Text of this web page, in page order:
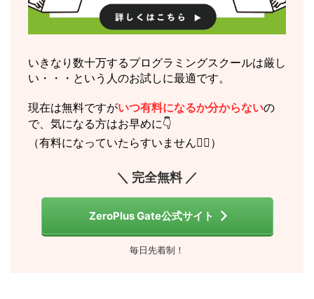
いきなり数十万するプログラミングスクールは厳し
い・・・という人のお試しに最適です。
現在は無料ですがいつ有料になるか分からないの
で、気になる方はお早めに👇
（有料になっていたらすいません🙇‍♂️）
＼ 完全無料 ／
ZeroPlus Gate公式サイト
毎日先着制！